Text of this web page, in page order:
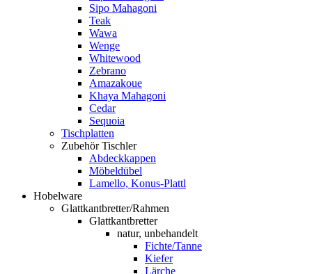
Sipo Mahagoni
Teak
Wawa
Wenge
Whitewood
Zebrano
Amazakoue
Khaya Mahagoni
Cedar
Sequoia
Tischplatten
Zubehör Tischler
Abdeckkappen
Möbeldübel
Lamello, Konus-Plattl
Hobelware
Glattkantbretter/Rahmen
Glattkantbretter
natur, unbehandelt
Fichte/Tanne
Kiefer
Lärche